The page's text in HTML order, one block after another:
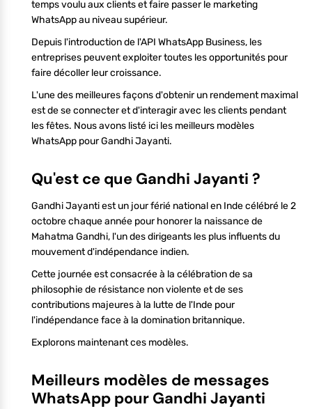
temps voulu aux clients et faire passer le marketing
WhatsApp au niveau supérieur.
Depuis l'introduction de l'API WhatsApp Business, les
entreprises peuvent exploiter toutes les opportunités pour
faire décoller leur croissance.
L'une des meilleures façons d'obtenir un rendement maximal
est de se connecter et d'interagir avec les clients pendant
les fêtes. Nous avons listé ici les meilleurs modèles
WhatsApp pour Gandhi Jayanti.
Qu'est ce que Gandhi Jayanti ?
Gandhi Jayanti est un jour férié national en Inde célébré le 2
octobre chaque année pour honorer la naissance de
Mahatma Gandhi, l'un des dirigeants les plus influents du
mouvement d'indépendance indien.
Cette journée est consacrée à la célébration de sa
philosophie de résistance non violente et de ses
contributions majeures à la lutte de l'Inde pour
l'indépendance face à la domination britannique.
Explorons maintenant ces modèles.
Meilleurs modèles de messages
WhatsApp pour Gandhi Jayanti